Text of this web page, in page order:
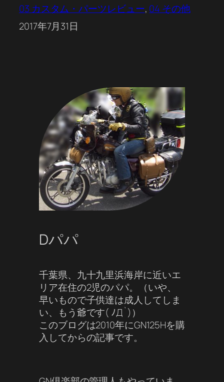
03 カスタム・パーツレビュー, 04 その他
2017年7月31日
Dパパ
千葉県、九十九里浜海岸に近いエ
リア在住の2児のパパ。（いや、
早いもので子供達は成人してしま
い、もう爺です( ﾉД`)）
このブログは2010年にGN125Hを購
入してからの記事です。